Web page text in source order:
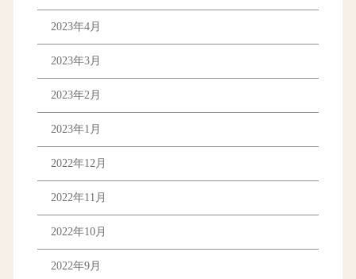
2023年4月
2023年3月
2023年2月
2023年1月
2022年12月
2022年11月
2022年10月
2022年9月